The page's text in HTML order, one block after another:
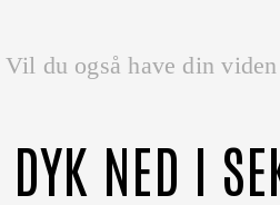
Vil du også have din
DYK NED I